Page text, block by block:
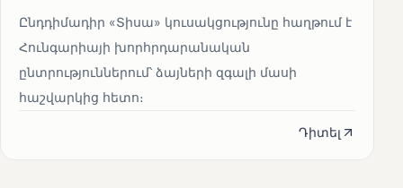
Ընդդիմադիր «Տիսա» կուսակցությունը հաղթում է
Հունգարիայի խորհրդարանական
ընտրություններում՝ ձայների զգալի մասի
հաշվարկից հետո։
Դիտել